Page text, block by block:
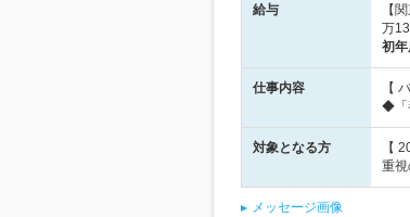
給与
【
万
初年
仕事内容
【
◆「
対象となる方
【
重
メッセージ画像